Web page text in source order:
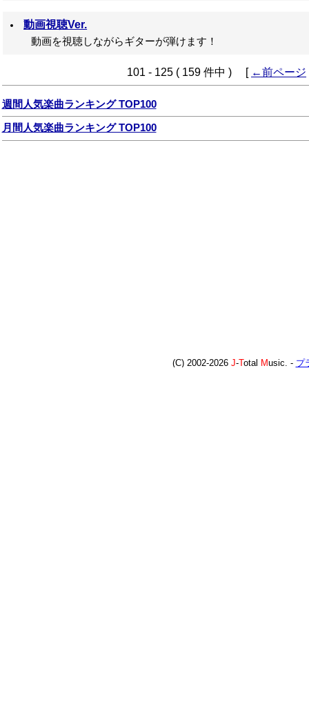
動画視聴Ver.
動画を視聴しながらギターが弾けます！
101 - 125 ( 159 件中 ) [ ←前ページ
週間人気楽曲ランキング TOP100
月間人気楽曲ランキング TOP100